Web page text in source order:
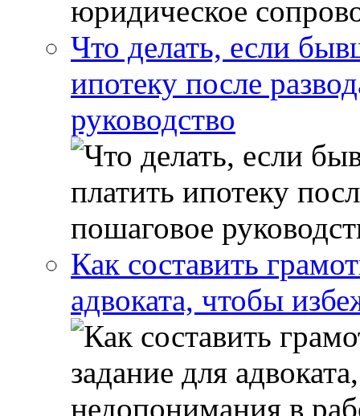
Что делать, если
ипотеку после
руководство
Как составить
адвоката, чтобы